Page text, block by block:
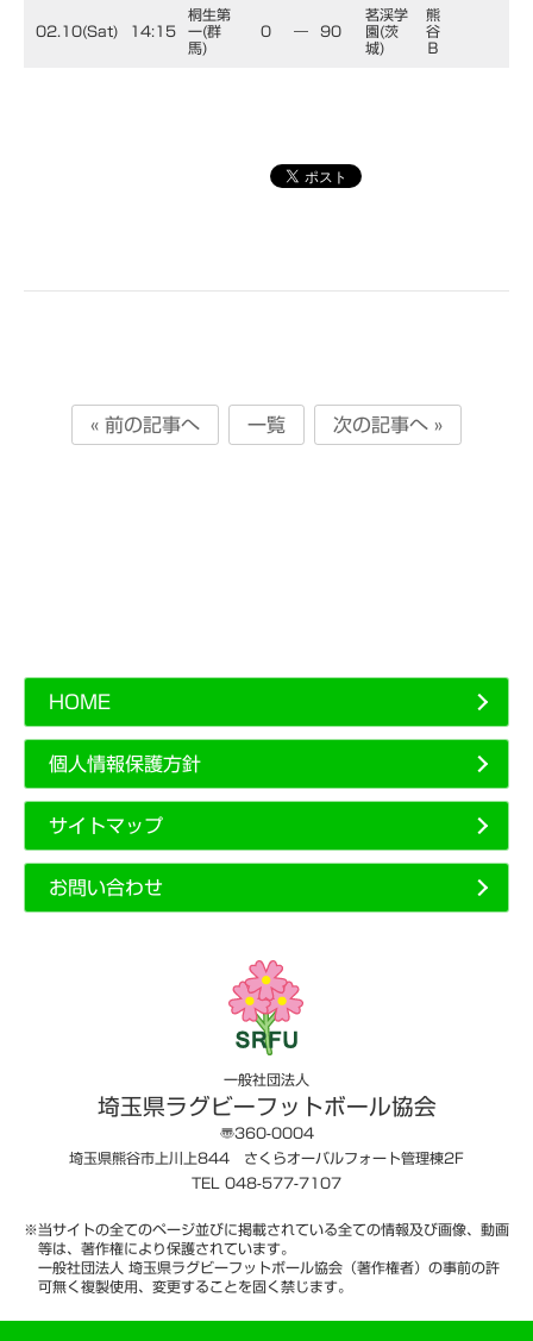
02.10(Sat) 14:15
桐生第
一(群
馬)
0 ― 90
茗渓学
園(茨
城)
熊
谷
Ｂ
« 前の記事へ 一覧 次の記事へ »
HOME
個人情報保護方針
サイトマップ
お問い合わせ
一般社団法人
埼玉県ラグビーフットボール協会
〠360-0004
埼玉県熊谷市上川上844 さくらオーバルフォート管理棟2F
TEL 048-577-7107
※当サイトの全てのページ並びに掲載されている全ての情報及び画像、動画
等は、著作権により保護されています。
一般社団法人 埼玉県ラグビーフットボール協会（著作権者）の事前の許
可無く複製使用、変更することを固く禁じます。